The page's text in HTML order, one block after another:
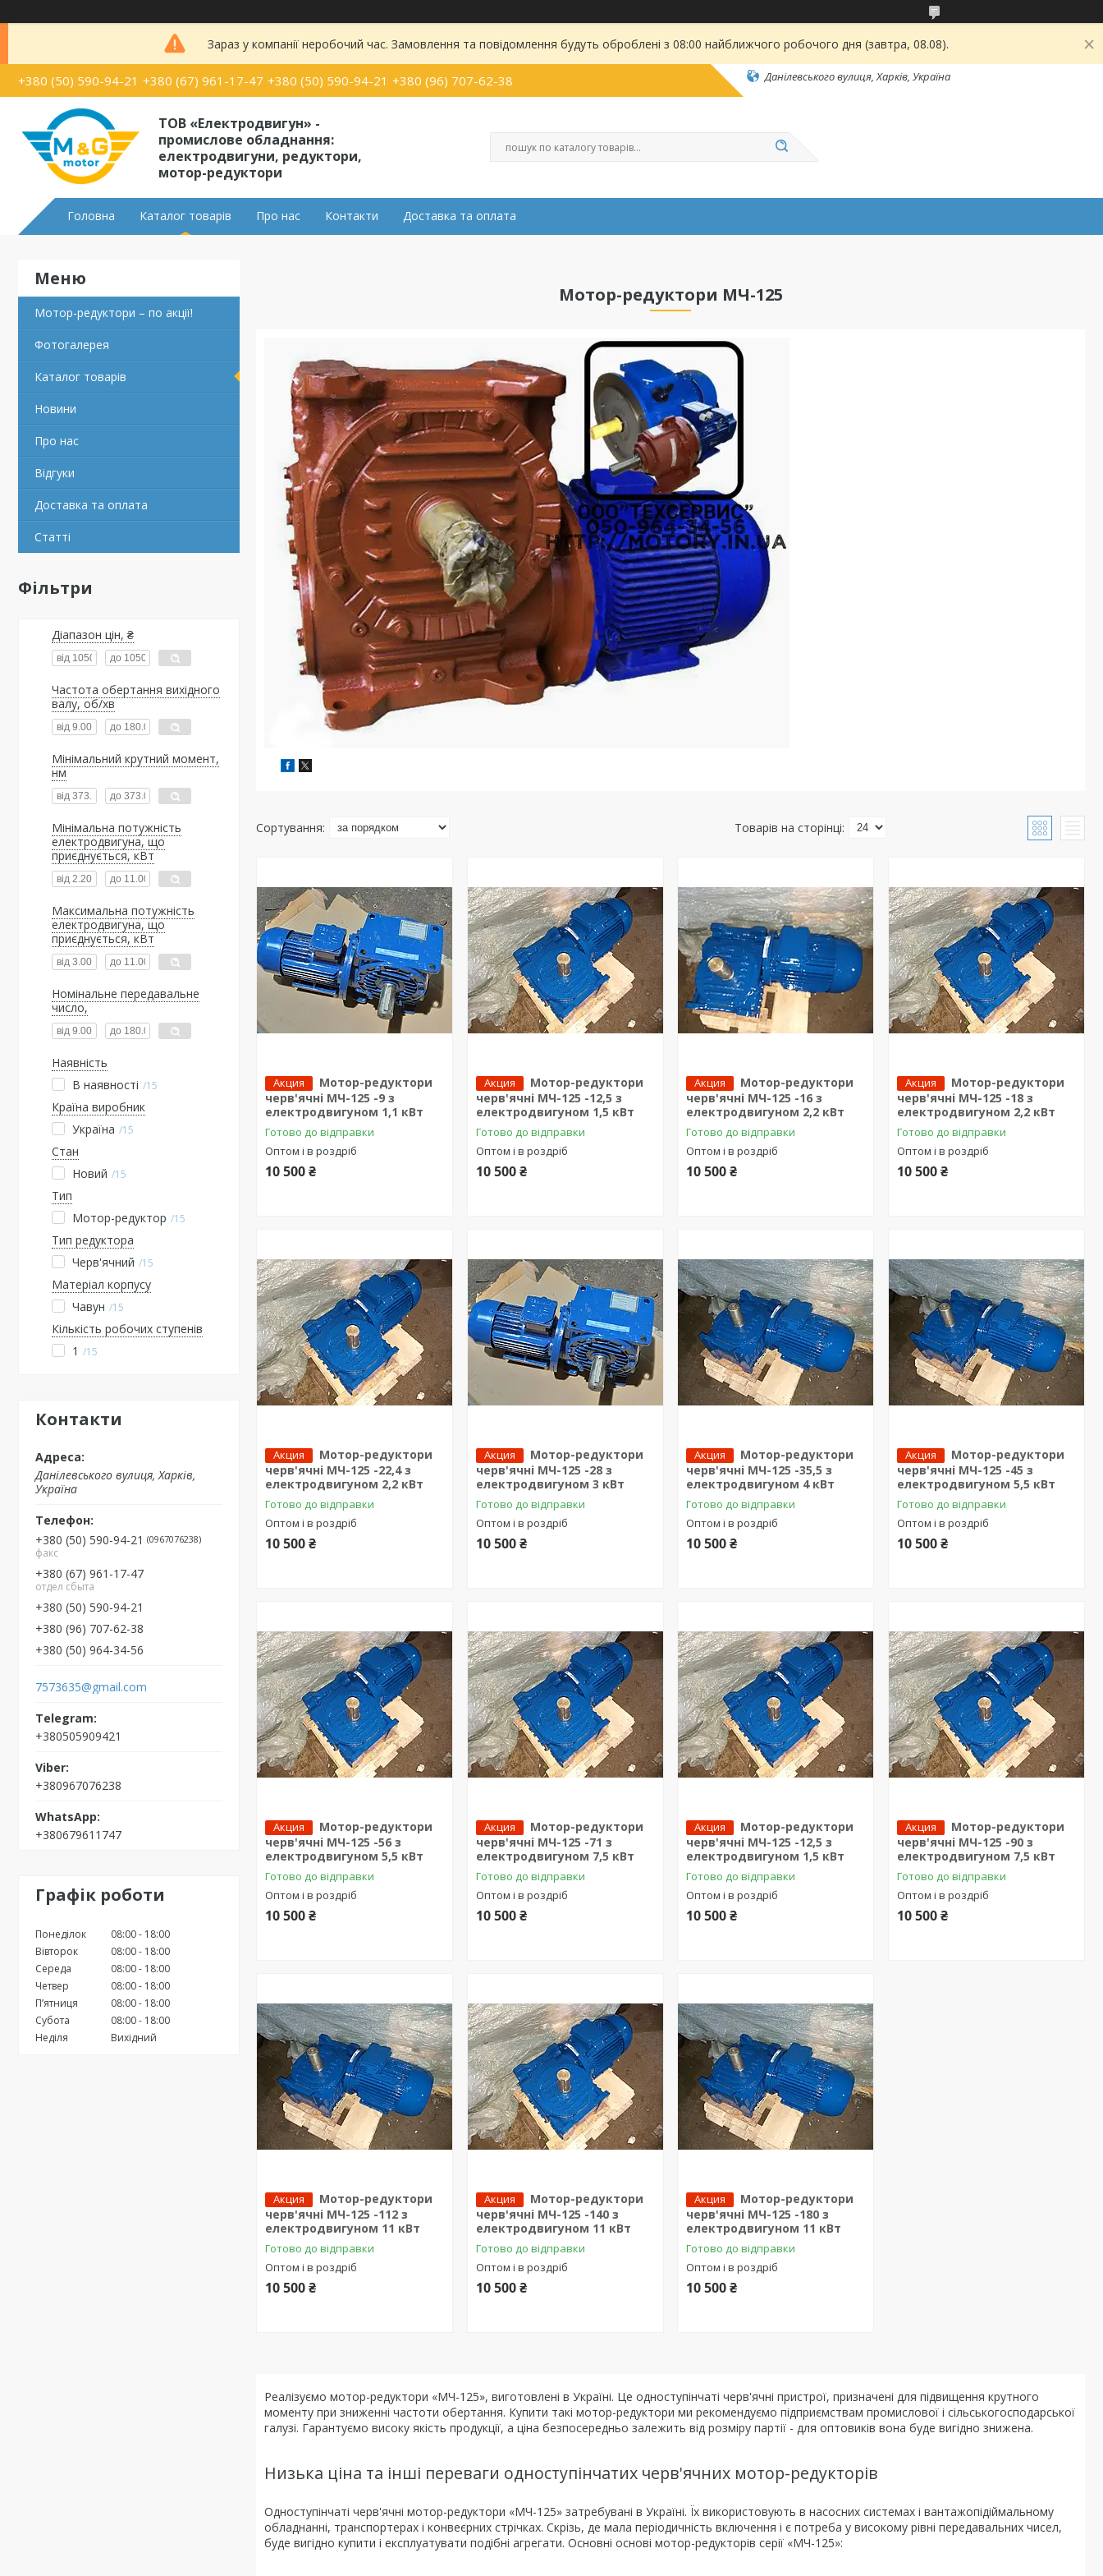
Зараз у компанії неробочий час. Замовлення та повідомлення будуть оброблені з 08:00 найближчого робочого дня (завтра, 08.08).
+380 (50) 590-94-21 +380 (67) 961-17-47 +380 (50) 590-94-21 +380 (96) 707-62-38 Данілевського вулиця, Харків, Україна
ТОВ «Електродвигун» -
промислове обладнання:
електродвигуни, редуктори,
мотор-редуктори
Головна Каталог товарів Про нас Контакти Доставка та оплата
Мотор-редуктори – по акції!
Фотогалерея
Каталог товарів
Новини
Про нас
Відгуки
Доставка та оплата
Статті
Фільтри
Діапазон цін, ₴
Частота обертання вихідного
валу, об/хв
Мінімальний крутний момент,
нм
Мінімальна потужність
електродвигуна, що
приєднується, кВт
Максимальна потужність
електродвигуна, що
приєднується, кВт
Номінальне передавальне
число,
Наявність
В наявності
15
Країна виробник
Україна
15
Стан
Новий
15
Тип
Мотор-редуктор
15
Тип редуктора
Черв'ячний
15
Матеріал корпусу
Чавун
15
Кількість робочих ступенів
1
15
Контакти
Данілевського вулиця, Харків,
Україна
+380 (50) 590-94-21 0967076238
факс
+380 (67) 961-17-47
отдел сбыта
+380 (50) 590-94-21
+380 (96) 707-62-38
+380 (50) 964-34-56
7573635@gmail.com
+380505909421
+380967076238
+380679611747
Графік роботи
Понеділок 08:00
18:00
Вівторок
08:00
18:00
Середа
08:00
18:00
Четвер
08:00
18:00
Пʼятниця
08:00
18:00
Субота
08:00
18:00
Неділя
Вихідний
Мотор-редуктори МЧ-125
Акция
Мотор-редуктори
черв'ячні МЧ-125 -9 з
електродвигуном 1,1 кВт
Готово до відправки
Оптом і в роздріб
10 500 ₴
Акция
Мотор-редуктори
черв'ячні МЧ-125 -12,5 з
електродвигуном 1,5 кВт
Готово до відправки
Оптом і в роздріб
10 500 ₴
Акция
Мотор-редуктори
черв'ячні МЧ-125 -16 з
електродвигуном 2,2 кВт
Готово до відправки
Оптом і в роздріб
10 500 ₴
Акция
Мотор-редуктори
черв'ячні МЧ-125 -18 з
електродвигуном 2,2 кВт
Готово до відправки
Оптом і в роздріб
10 500 ₴
Акция
Мотор-редуктори
черв'ячні МЧ-125 -22,4 з
електродвигуном 2,2 кВт
Готово до відправки
Оптом і в роздріб
10 500 ₴
Акция
Мотор-редуктори
черв'ячні МЧ-125 -28 з
електродвигуном 3 кВт
Готово до відправки
Оптом і в роздріб
10 500 ₴
Акция
Мотор-редуктори
черв'ячні МЧ-125 -35,5 з
електродвигуном 4 кВт
Готово до відправки
Оптом і в роздріб
10 500 ₴
Акция
Мотор-редуктори
черв'ячні МЧ-125 -45 з
електродвигуном 5,5 кВт
Готово до відправки
Оптом і в роздріб
10 500 ₴
Акция
Мотор-редуктори
черв'ячні МЧ-125 -56 з
електродвигуном 5,5 кВт
Готово до відправки
Оптом і в роздріб
10 500 ₴
Акция
Мотор-редуктори
черв'ячні МЧ-125 -71 з
електродвигуном 7,5 кВт
Готово до відправки
Оптом і в роздріб
10 500 ₴
Акция
Мотор-редуктори
черв'ячні МЧ-125 -12,5 з
електродвигуном 1,5 кВт
Готово до відправки
Оптом і в роздріб
10 500 ₴
Акция
Мотор-редуктори
черв'ячні МЧ-125 -90 з
електродвигуном 7,5 кВт
Готово до відправки
Оптом і в роздріб
10 500 ₴
Акция
Мотор-редуктори
черв'ячні МЧ-125 -112 з
електродвигуном 11 кВт
Готово до відправки
Оптом і в роздріб
10 500 ₴
Акция
Мотор-редуктори
черв'ячні МЧ-125 -140 з
електродвигуном 11 кВт
Готово до відправки
Оптом і в роздріб
10 500 ₴
Акция
Мотор-редуктори
черв'ячні МЧ-125 -180 з
електродвигуном 11 кВт
Готово до відправки
Оптом і в роздріб
10 500 ₴
Реалізуємо мотор-редуктори «МЧ-125», виготовлені в Україні. Це одноступінчаті черв'ячні пристрої, призначені для підвищення крутного
моменту при зниженні частоти обертання. Купити такі мотор-редуктори ми рекомендуємо підприємствам промислової і сільськогосподарської
галузі. Гарантуємо високу якість продукції, а ціна безпосередньо залежить від розміру партії - для оптовиків вона буде вигідно знижена.
Низька ціна та інші переваги одноступінчатих черв'ячних мотор-редукторів
Одноступінчаті черв'ячні мотор-редуктори «МЧ-125» затребувані в Україні. Їх використовують в насосних системах і вантажопідіймальному
обладнанні, транспортерах і конвеєрних стрічках. Скрізь, де мала періодичність включення і є потреба у високому рівні передавальних чисел,
буде вигідно купити і експлуатувати подібні агрегати. Основні основі мотор-редукторів серії «МЧ-125»: